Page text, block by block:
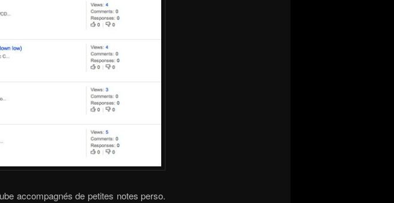
accompagnés de petites notes perso.